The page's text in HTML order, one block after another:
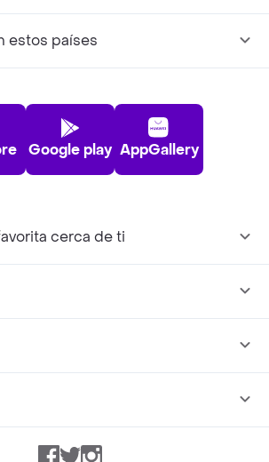
estos países
Google play AppGallery
cerca de ti
Facebook
TwitterInstagram